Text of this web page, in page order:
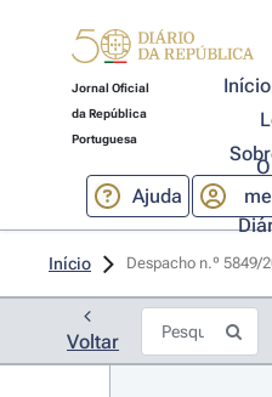
Jornal Oficial
da República
Portuguesa
Início
Ajuda
O
Início Despacho n.º 5849/
Voltar